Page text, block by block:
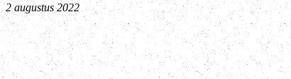
2 augustus 2022